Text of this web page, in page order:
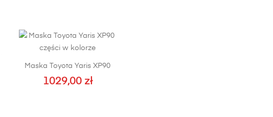
Maska Toyota Yaris XP90
1029,00 zł